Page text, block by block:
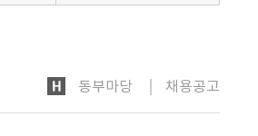
HOME
동부마당 채용공고